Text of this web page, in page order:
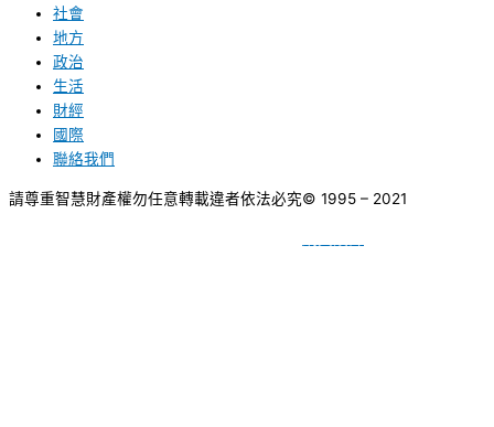
社會
地方
政治
生活
財經
國際
聯絡我們
請尊重智慧財產權勿任意轉載違者依法必究© 1995 – 2021